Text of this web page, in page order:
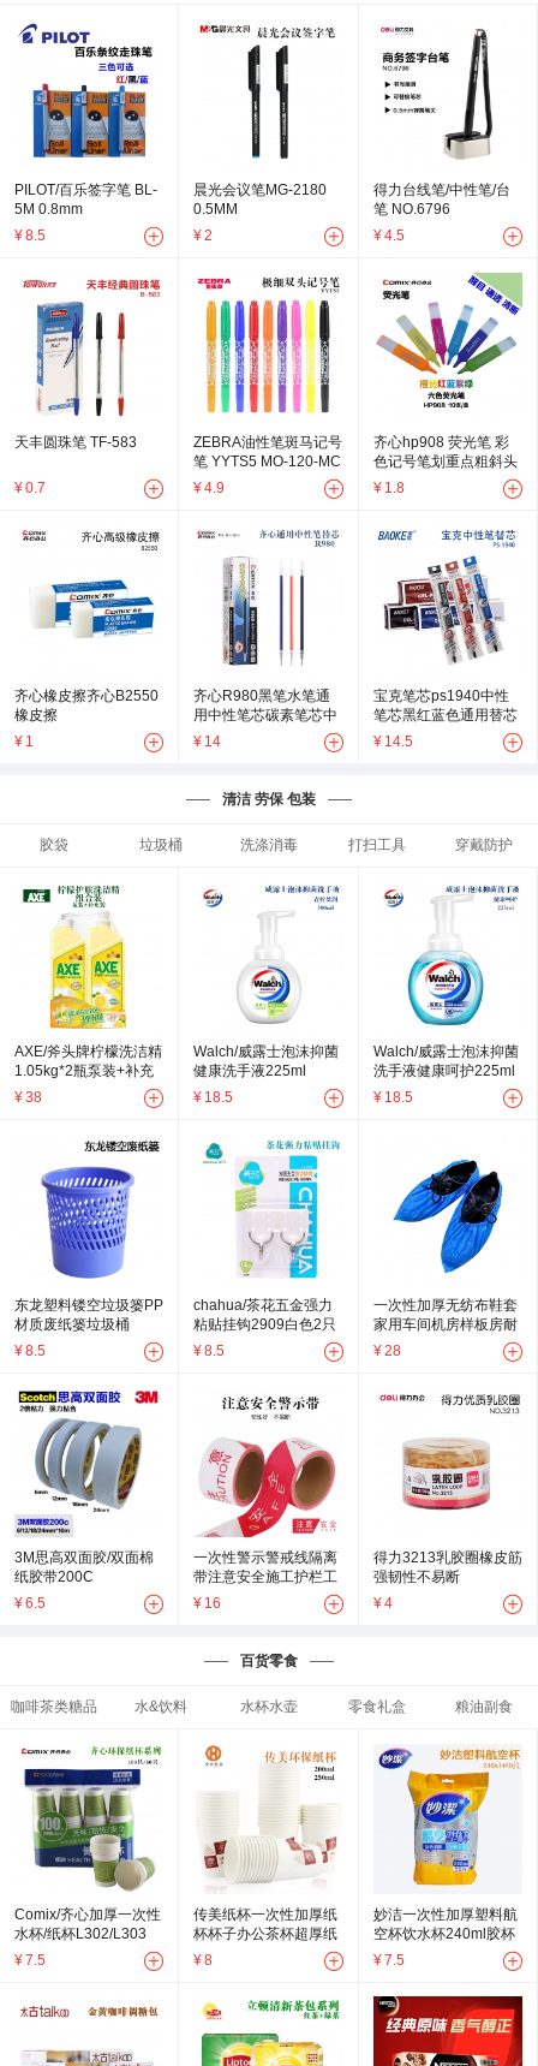
PILOT/百乐签字笔 BL-
5M 0.8mm
¥8.5
晨光会议笔MG-2180
0.5MM
¥2
得力台线笔/中性笔/台
笔 NO.6796
¥4.5
天丰圆珠笔 TF-583
¥0.7
ZEBRA油性笔斑马记号
笔 YYTS5 MO-120-MC
小双头记号笔勾线笔油
¥4.9
齐心hp908 荧光笔 彩
色记号笔划重点粗斜头
标记笔
¥ 1.8
齐心橡皮擦齐心B2550
橡皮擦
¥ 1
齐心R980黑笔水笔通
用中性笔芯碳素笔芯中
性笔替芯0.5mm签字笔
¥ 14
宝克笔芯ps1940中性
笔芯黑红蓝色通用替芯
中性芯0.5mm
¥ 14.5
清洁 劳保 包装
胶袋 垃圾桶 洗涤消毒 打扫工具 穿戴防护
AXE/斧头牌柠檬洗洁精
1.05kg*2瓶泵装+补充
装洗涤剂
¥38
Walch/威露士泡沫抑菌
健康洗手液225ml
¥ 18.5
Walch/威露士泡沫抑菌
洗手液健康呵护225ml
¥ 18.5
东龙塑料镂空垃圾篓PP
材质废纸篓垃圾桶
¥8.5
chahua/茶花五金强力
粘贴挂钩2909白色2只
装
¥8.5
一次性加厚无纺布鞋套
家用车间机房样板房耐
磨防滑透气鞋套脚套
¥28
3M思高双面胶/双面棉
纸胶带200C
¥6.5
一次性警示警戒线隔离
带注意安全施工护栏工
地红白隔离警戒带
¥ 16
得力3213乳胶圈橡皮筋
强韧性不易断
¥4
百货零食
咖啡茶类糖品 水&饮料 水杯水壶 零食礼盒 粮油副食
Comix/齐心加厚一次性
水杯/纸杯L302/L303
¥7.5
传美纸杯一次性加厚纸
杯杯子办公茶杯超厚纸
杯200ml/250ml
¥8
妙洁一次性加厚塑料航
空杯饮水杯240ml胶杯
¥7.5